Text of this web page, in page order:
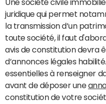
Une société civile
juridique qui permet
la transmission d’un
toute société, il faut
avis de constitution devra
d’annonces légales
essentielles à renseigner
avant de déposer une
constitution de votre